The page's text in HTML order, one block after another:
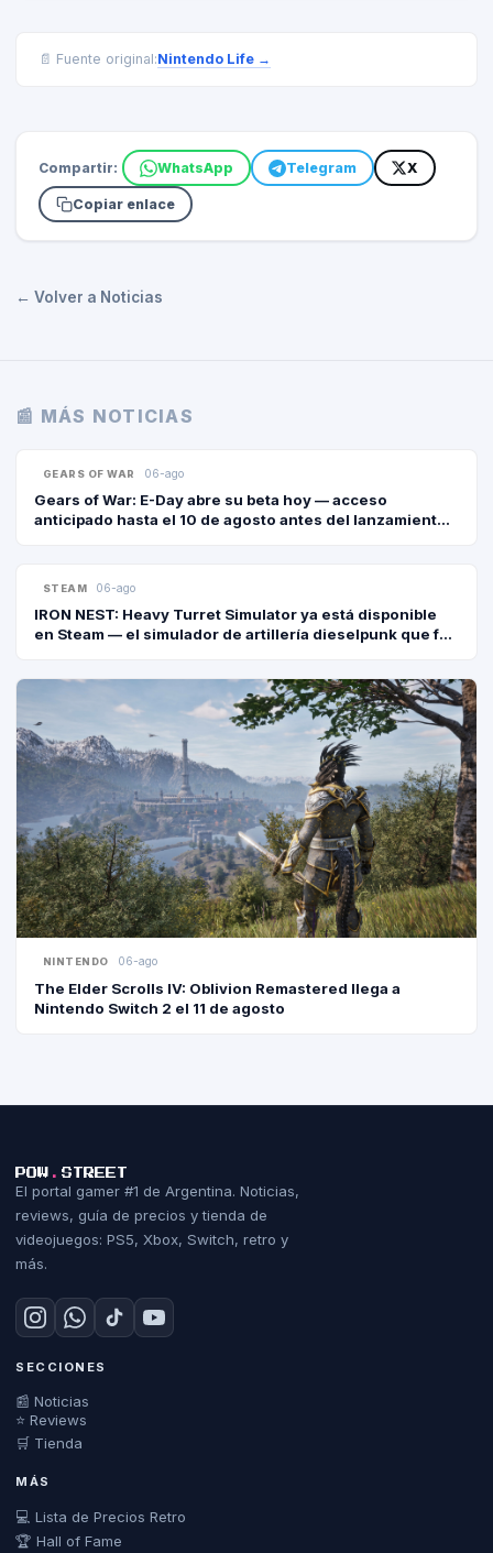
📄 Fuente original:Nintendo Life →
Compartir: WhatsApp Telegram X
Copiar enlace
← Volver a Noticias
📰 MÁS NOTICIAS
GEARS OF
GAMING NEWS ·
GEARS OF WAR 06-ago
Gears of War: E-Day abre su beta hoy — acceso
anticipado hasta el 10 de agosto antes del lanzamiento
STEAM
STEAM 06-ago
IRON NEST: Heavy Turret Simulator ya está disponible
en Steam — el simulador de artillería dieselpunk que fue
NINTENDO 06-ago
The Elder Scrolls IV: Oblivion Remastered llega a
Nintendo Switch 2 el 11 de agosto
POW . STREET
El portal gamer #1 de Argentina. Noticias,
reviews, guía de precios y tienda de
videojuegos: PS5, Xbox, Switch, retro y
más.
SECCIONES
📰 Noticias
⭐ Reviews
🛒 Tienda
MÁS
💻 Lista de Precios Retro
🏆 Hall of Fame